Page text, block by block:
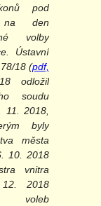
pod
den
volby
Ústavní
18 (pdf,
odložil
soudu
11. 2018,
byly
města
10. 2018
vnitra
2018
voleb